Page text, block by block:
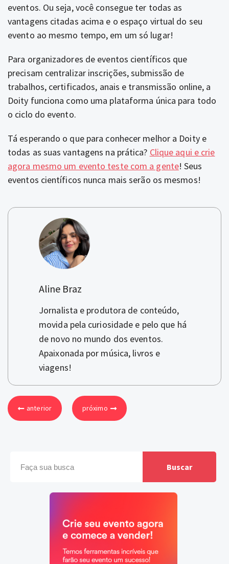
eventos. Ou seja, você consegue ter todas as
vantagens citadas acima e o espaço virtual do seu
evento ao mesmo tempo, em um só lugar!
Para organizadores de eventos científicos que
precisam centralizar inscrições, submissão de
trabalhos, certificados, anais e transmissão online, a
Doity funciona como uma plataforma única para todo
o ciclo do evento.
Tá esperando o que para conhecer melhor a Doity e
todas as suas vantagens na prática? Clique aqui e crie
agora mesmo um evento teste com a gente! Seus
eventos científicos nunca mais serão os mesmos!
Aline Braz
Jornalista e produtora de conteúdo,
movida pela curiosidade e pelo que há
de novo no mundo dos eventos.
Apaixonada por música, livros e
viagens!
anterior próximo
Buscar